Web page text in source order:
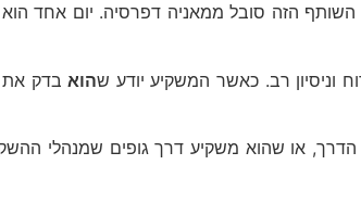
סובל ממאניה דפרסיה. יום אחד הוא
וניסיון רב. כאשר המשקיע יודע שהואבדק את
או שהוא משקיע דרך גופים שמנהלי